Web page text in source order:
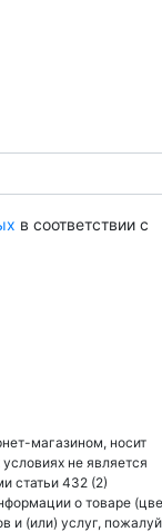
в соответствии с
магазином, носит
не является
статьи 432 (2)
о товаре
и (или) услуг,